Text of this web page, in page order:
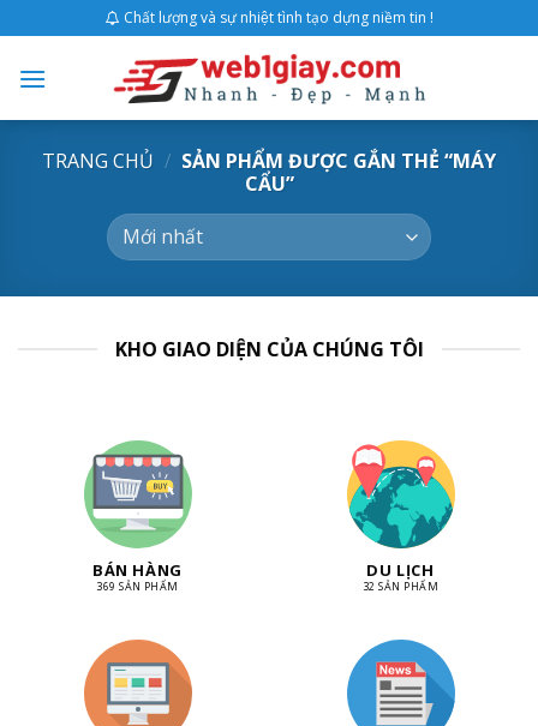
content
Chất lượng và sự nhiệt tình tạo dựng niềm tin !
TRANG CHỦ / SẢN PHẨM ĐƯỢC GẮN THẺ “MÁY
CẨU”
KHO GIAO DIỆN CỦA CHÚNG TÔI
BÁN HÀNG
369 SẢN PHẨM
DU LỊCH
32 SẢN PHẨM